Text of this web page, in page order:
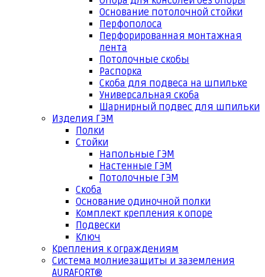
Основание потолочной стойки
Перфополоса
Перфорированная монтажная
лента
Потолочные скобы
Распорка
Скоба для подвеса на шпильке
Универсальная скоба
Шарнирный подвес для шпильки
Изделия ГЭМ
Полки
Стойки
Напольные ГЭМ
Настенные ГЭМ
Потолочные ГЭМ
Скоба
Основание одиночной полки
Комплект крепления к опоре
Подвески
Ключ
Крепления к ограждениям
Система молниезащиты и заземления
AURAFORT®